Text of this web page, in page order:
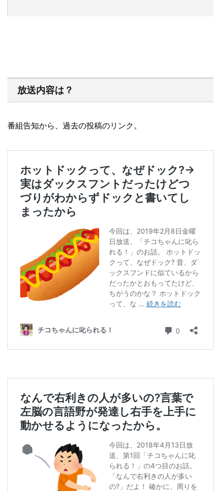
放送内容は？
番組告知から、過去の投稿のリンク。